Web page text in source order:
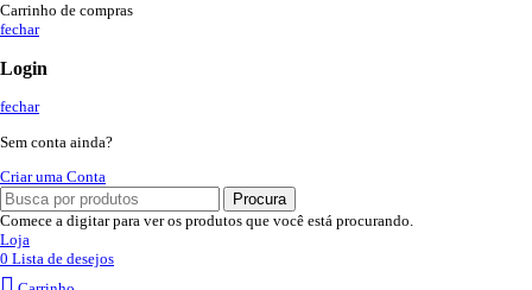
Carrinho de compras
fechar
Login
fechar
Sem conta ainda?
Criar uma Conta
Procura
Comece a digitar para ver os produtos que você está procurando.
Loja
0 Lista de desejos